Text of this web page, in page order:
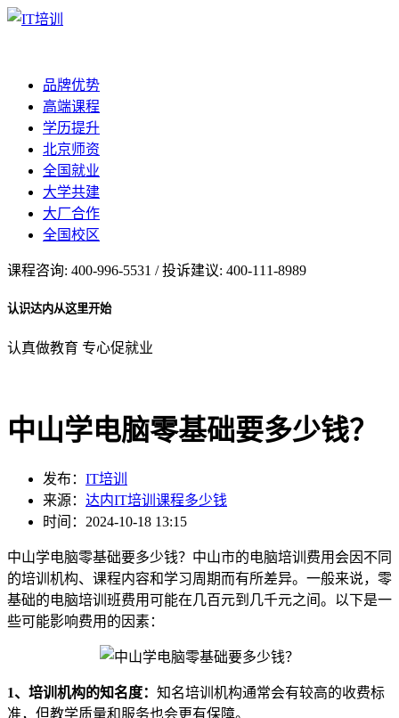
品牌优势
高端课程
学历提升
北京师资
全国就业
大学共建
大厂合作
全国校区
课程咨询: 400-996-5531 / 投诉建议: 400-111-8989
认识达内从这里开始
认真做教育 专心促就业
中山学电脑零基础要多少钱？
发布： IT培训
来源： 达内IT培训课程多少钱
时间：2024-10-18 13:15
中山学电脑零基础要多少钱？中山市的电脑培训费用会因不同
的培训机构、课程内容和学习周期而有所差异。一般来说，零
基础的电脑培训班费用可能在几百元到几千元之间。以下是一
些可能影响费用的因素：
1、培训机构的知名度： 知名培训机构通常会有较高的收费标
准，但教学质量和服务也会更有保障。